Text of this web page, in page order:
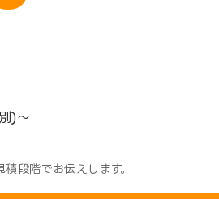
)～
段階でお伝えします。